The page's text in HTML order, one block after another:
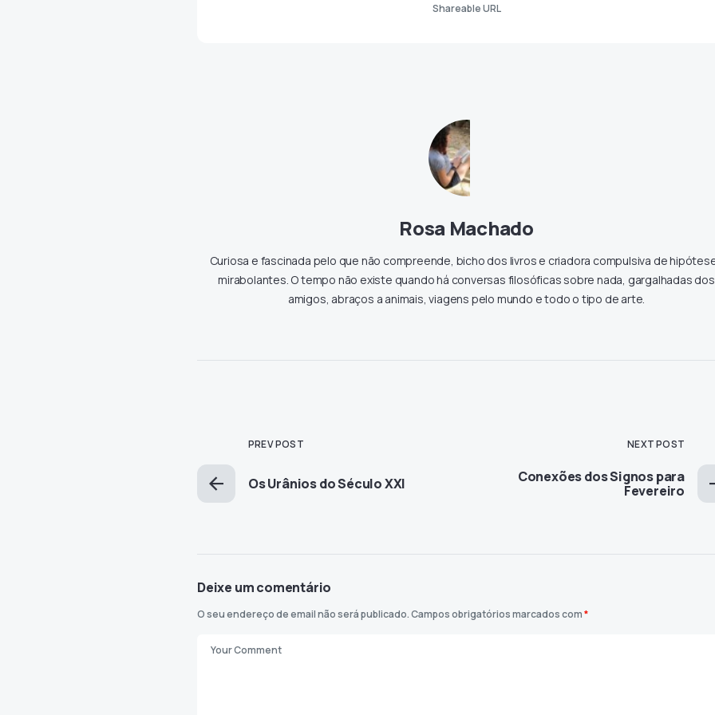
Shareable URL
Rosa Machado
Curiosa e fascinada pelo que não compreende, bicho dos livros e criadora compulsiva de
mirabolantes. O tempo não existe quando há conversas filosóficas sobre nada, gargalhadas dos
amigos, abraços a animais, viagens pelo mundo e todo o tipo de arte.
PREV POST
Os Urânios do Século XXI
NEXT POST
Conexões dos Signos para
Fevereiro
Deixe um comentário
O seu endereço de email não será publicado.Campos obrigatórios marcados com*